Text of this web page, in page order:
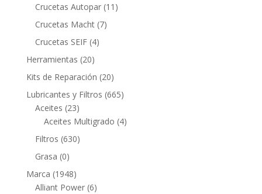
productos
Crucetas Autopar 11 11
Crucetas Macht 77
Crucetas SEIF 44
Herramientas 2020
productos
Kits de Reparación 2020
productos
Lubricantes y Filtros 665665
Aceites 2323
productos
Aceites Multigrado 44
Filtros 630630
Grasa 00
productos
Marca 19481948
productos
Alliant Power 66